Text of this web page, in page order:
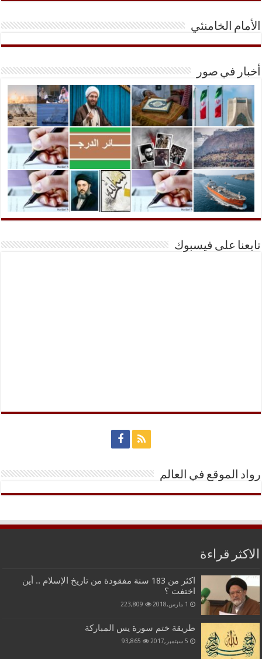
الأمام الخامنئي
أخبار في صور
تابعنا على فيسبوك
رواد الموقع في العالم
الاكثر قراءة
اكثر من 183 سنة مفقودة من تاريخ الإسلام .. أين
اختفت ؟
1 مارس,2018 223,809
طريقة ختم سورة يس المباركة
5 سبتمبر,2017 93,865